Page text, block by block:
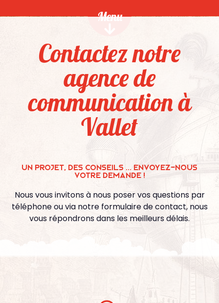
Menu
Contactez notre
agence de
communication à
Vallet
Un projet, des conseils … envoyez-nous
votre demande !
Nous vous invitons à nous poser vos questions par
téléphone ou via notre formulaire de contact, nous
vous répondrons dans les meilleurs délais.